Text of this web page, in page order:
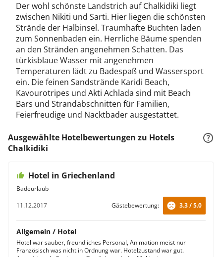
Der wohl schönste Landstrich auf Chalkidiki liegt
zwischen Nikiti und Sarti. Hier liegen die schönsten
Strände der Halbinsel. Traumhafte Buchten laden
zum Sonnenbaden ein. Herrliche Bäume spenden
an den Stränden angenehmen Schatten. Das
türkisblaue Wasser mit angenehmen
Temperaturen lädt zu Badespaß und Wassersport
ein. Die feinen Sandstrände Karidi Beach,
Kavourotripes und Akti Achlada sind mit Beach
Bars und Strandabschnitten für Familien,
Feierfreudige und Nacktbader ausgestattet.
Ausgewählte Hotelbewertungen zu Hotels
Chalkidiki
Hotel in Griechenland
Badeurlaub
11.12.2017
Gästebewertung: 3.3 / 5.0
Allgemein / Hotel
Hotel war sauber, freundliches Personal, Animation meist nur
Französisch was nicht in Ordnung war. Hotelzustand war gut.